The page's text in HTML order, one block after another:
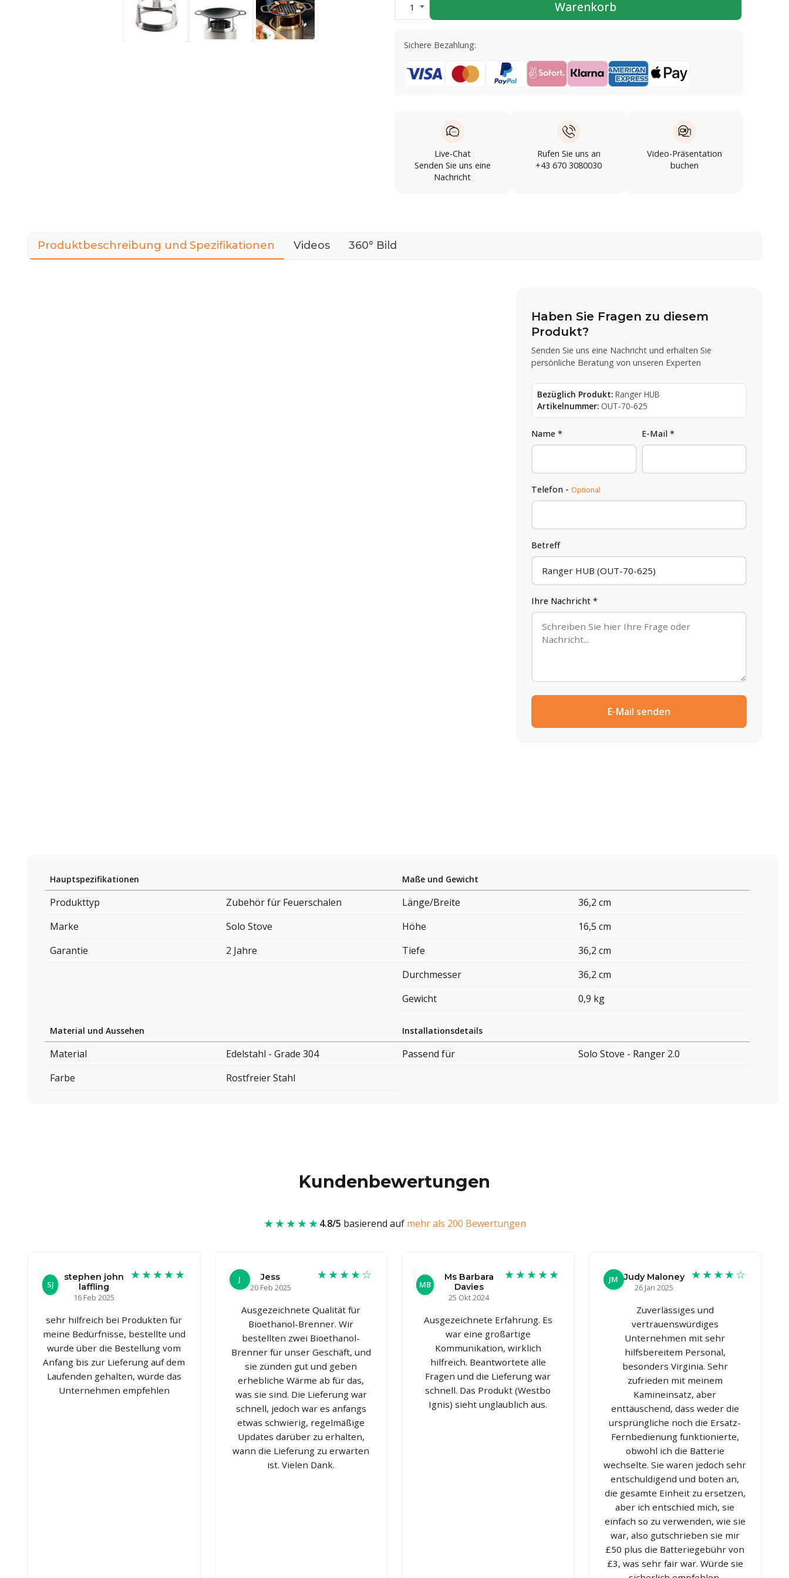
1 Warenkorb
Sichere Bezahlung:
Live-Chat
Senden Sie uns eine
Nachricht
Rufen Sie uns an
+43 670 3080030
Video-Präsentation
buchen
Produktbeschreibung und Spezifikationen Videos 360° Bild
Haben Sie Fragen zu diesem
Produkt?
Senden Sie uns eine Nachricht und erhalten Sie
persönliche Beratung von unseren Experten
Bezüglich Produkt: Ranger HUB
Artikelnummer: OUT-70-625
Name * E-Mail *
Telefon -Optional
Betreff
Ihre Nachricht *
E-Mail senden
Hauptspezifikationen
Produkttyp
Zubehör für Feuerschalen
Marke
Solo Stove
Garantie
2 Jahre
Maße und Gewicht
Länge/Breite
36,2 cm
Höhe
16,5 cm
Tiefe
36,2 cm
Durchmesser
36,2 cm
Gewicht
0,9 kg
Material und Aussehen
Material
Edelstahl - Grade 304
Farbe
Rostfreier Stahl
Installationsdetails
Passend für Solo Stove - Ranger 2.0
Kundenbewertungen
★★★★★4.8/5 basierend auf mehr als 200 Bewertungen
SJ
stephen john
laffling
16 Feb 2025
★★★★★
sehr hilfreich bei Produkten für
meine Bedürfnisse, bestellte und
wurde über die Bestellung vom
Anfang bis zur Lieferung auf dem
Laufenden gehalten, würde das
Unternehmen empfehlen
J
Jess
20 Feb 2025
★★★★☆
Ausgezeichnete Qualität für
Bioethanol-Brenner. Wir
bestellten zwei Bioethanol-
Brenner für unser Geschäft, und
sie zünden gut und geben
erhebliche Wärme ab für das,
was sie sind. Die Lieferung war
schnell, jedoch war es anfangs
etwas schwierig, regelmäßige
Updates darüber zu erhalten,
wann die Lieferung zu erwarten
ist. Vielen Dank.
MB
Ms Barbara
Davies
25 Okt 2024
★★★★★
Ausgezeichnete Erfahrung. Es
war eine großartige
Kommunikation, wirklich
hilfreich. Beantwortete alle
Fragen und die Lieferung war
schnell. Das Produkt (Westbo
Ignis) sieht unglaublich aus.
JM Judy Maloney
26 Jan 2025
★★★★☆
Zuverlässiges und
vertrauenswürdiges
Unternehmen mit sehr
hilfsbereitem Personal,
besonders Virginia. Sehr
zufrieden mit meinem
Kamineinsatz, aber
enttäuschend, dass weder die
ursprüngliche noch die Ersatz-
Fernbedienung funktionierte,
obwohl ich die Batterie
wechselte. Sie waren jedoch sehr
entschuldigend und boten an,
die gesamte Einheit zu ersetzen,
aber ich entschied mich, sie
einfach so zu verwenden, wie sie
war, also gutschrieben sie mir
£50 plus die Batteriegebühr von
£3, was sehr fair war. Würde sie